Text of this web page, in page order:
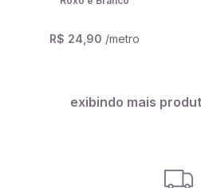
R$ 24,90 /metro
exibindo mais